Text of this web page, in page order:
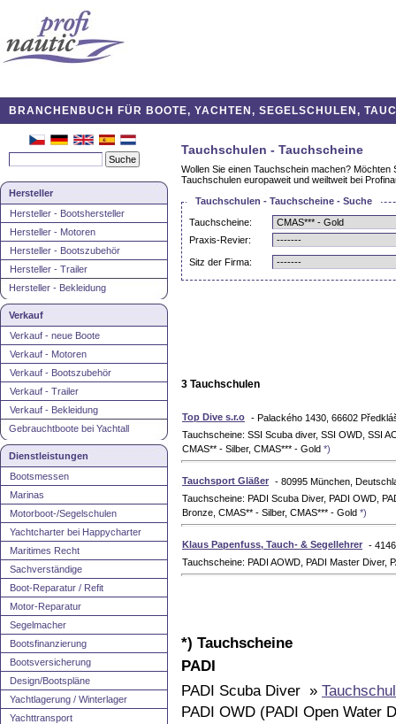
BRANCHENBUCH FÜR BOOTE, YACHTEN, SEGELSCHULEN,
Hersteller
Hersteller - Bootshersteller
Hersteller - Motoren
Hersteller - Bootszubehör
Hersteller - Trailer
Hersteller - Bekleidung
Verkauf
Verkauf - neue Boote
Verkauf - Motoren
Verkauf - Bootszubehör
Verkauf - Trailer
Verkauf - Bekleidung
Gebrauchtboote bei Yachtall
Dienstleistungen
Bootsmessen
Marinas
Motorboot-/Segelschulen
Yachtcharter bei Happycharter
Maritimes Recht
Sachverständige
Boot-Reparatur / Refit
Motor-Reparatur
Segelmacher
Bootsfinanzierung
Bootsversicherung
Design/Bootspläne
Yachtlagerung / Winterlager
Yachttransport
Tauchschulen - Tauchscheine
Wollen Sie einen Tauchschein machen?
Tauchschulen europaweit und weiltweit bei
Tauchschulen - Tauchscheine - Suche
Tauchscheine:
Praxis-Revier:
Sitz der Firma:
3 Tauchschulen
Top Dive s.r.o - Palackého 1430, 66602
Tauchscheine: SSI Scuba diver, SSI OWD, SSI
CMAS** - Silber, CMAS*** - Gold *)
Tauchsport Gläßer - 80995 München,
Tauchscheine: PADI Scuba Diver, PADI OWD,
Bronze, CMAS** - Silber, CMAS*** - Gold *)
Klaus Papenfuss, Tauch- & Segellehrer -
Tauchscheine: PADI AOWD, PADI Master Diver,
*) Tauchscheine
PADI
PADI Scuba Diver »
PADI OWD (PADI Open Water